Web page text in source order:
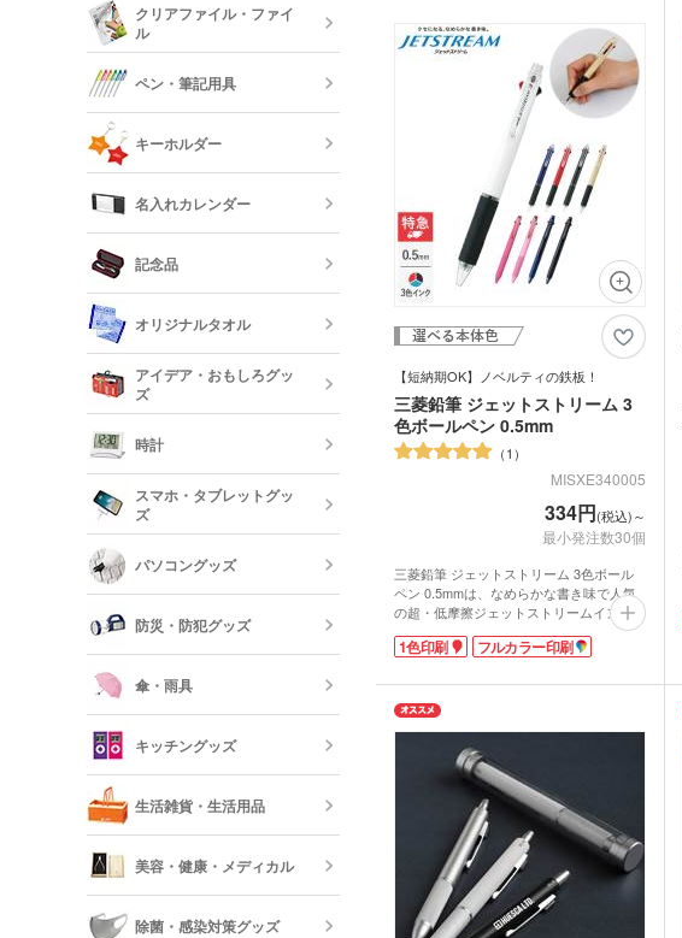
【短納期OK】ノベルティの鉄板！
三菱鉛筆 ジェットストリーム 3
色ボールペン 0.5mm
1
MISXE340005
334円(税込)～
最小発注数30個
三菱鉛筆 ジェットストリーム 3色ボール
ペン 0.5mmは、なめらかな書き味で人気
の超・低摩擦ジェットストリームインク搭
載。黒・赤・青の3色を1本で使い分けら
れる油性の多色ボールペンです。極細の
ピッタリ。軸は樹脂製なので軽量で携帯に
便利です。9種類の本体色からお好きなカ
ラーをお選びください。
軸に学校名や企業ロゴの名入れができま
す。オープンキャンパスや企業展示会で配
布すれば、PR効果が高まりますよ。ギフ
ト感がアップするオリジナル化粧箱に入れ
てのお届けも可能です。
1色印刷 フルカラー印刷
ロープハンドルバッグ
水筒・魔法瓶
短納期タンブラー・ボトル
ャツ
カードケース・カードホル
ダー・名刺入れ
短納期文房具・ステーショナ
リー
オリジナル付箋
クリアファイル・ファイ
ル
オリジナルクリアファイル
短納期クリアファイル
ペン・筆記用具
フリクション
多機能ペン(タッチ・シャー
プペン付など)
万年筆
クレヨン・色鉛筆・鉛筆
短納期ボールペン
キーホルダー
レザーキーホルダー・革製
キーホルダー
反射板キーホルダー・リフ
レクターキーホルダー
名入れカレンダー
記念品
記念品 グラス
記念品 写真立て・フォト
フレーム
記念品 印鑑ケース・ネー
記念品 傘・日傘
オリジナルタオル
オリジナルフェイスタオル
オリジナルバスタオル
短納期オリジナルタオル
アイデア・おもしろグッ
ズ
時計
スマホ・タブレットグッ
ズ
モバイルバッテリー・充電
器
モバイル スマホケース
短納期スマホ・タブレット
グッズ
パソコングッズ
USBグッズ
防災・防犯グッズ
防災セット・非常持出袋
反射板・リフレクター
傘・雨具
キッチングッズ
箸・カトラリー・スプーン
食器
生活雑貨・生活用品
フォトフレーム・ピクチャ
ーボード
美容・健康・メディカル
除菌・感染対策グッズ